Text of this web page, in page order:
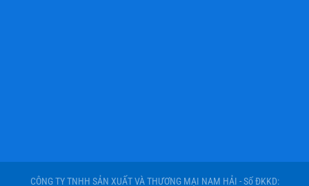
CÔNG TY TNHH SẢN XUẤT VÀ THƯƠNG MẠI NAM HẢI - Số ĐKKD: